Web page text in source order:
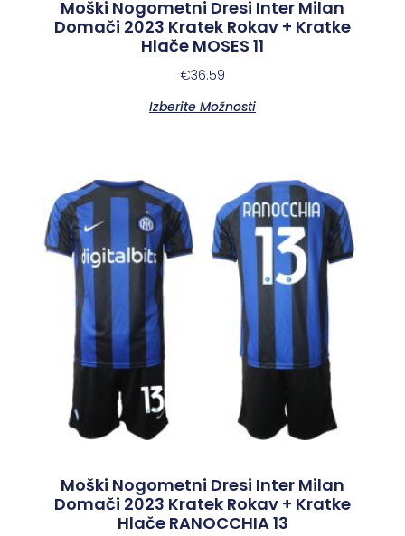
Moški Nogometni Dresi Inter Milan
Domači 2023 Kratek Rokav + Kratke
Hlače MOSES 11
€36.59
Izberite Možnosti
Moški Nogometni Dresi Inter Milan
Domači 2023 Kratek Rokav + Kratke
Hlače RANOCCHIA 13